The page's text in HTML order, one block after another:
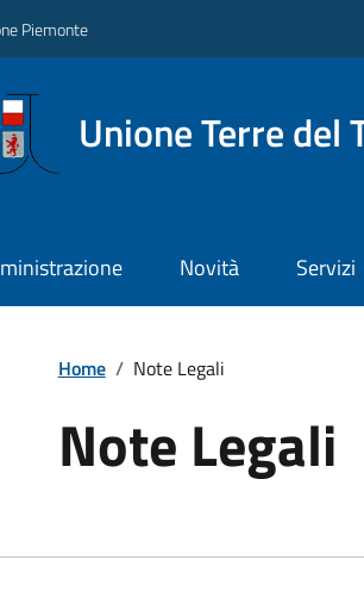
Piemonte
Unione Terre del
Novità Servizi
Home / Note Legali
Note Legali